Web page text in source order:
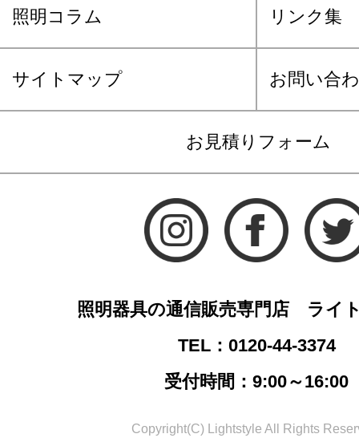
照明コラム リンク集
サイトマップ お問い合
お見積りフォーム
照明器具の通信販売専門店 ライ
TEL：0120-44-3374
受付時間：9:00～16:00
Copyright(C) Lightstyle All Rights